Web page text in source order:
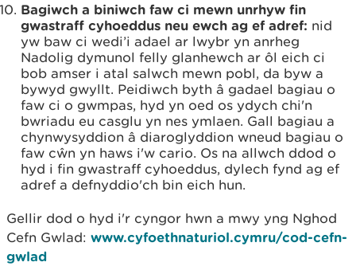
Bagiwch a biniwch faw ci mewn unrhyw fin
gwastraff cyhoeddus neu ewch ag ef adref: nid
yw baw ci wedi’i adael ar lwybr yn anrheg
Nadolig dymunol felly glanhewch ar ôl eich ci
bob amser i atal salwch mewn pobl, da byw a
bywyd gwyllt. Peidiwch byth â gadael bagiau o
faw ci o gwmpas, hyd yn oed os ydych chi'n
bwriadu eu casglu yn nes ymlaen. Gall bagiau a
chynwysyddion â diaroglyddion wneud bagiau o
faw cŵn yn haws i'w cario. Os na allwch ddod o
hyd i fin gwastraff cyhoeddus, dylech fynd ag ef
adref a defnyddio'ch bin eich hun.
Gellir dod o hyd i'r cyngor hwn a mwy yng Nghod
Cefn Gwlad: www.cyfoethnaturiol.cymru/cod-cefn-
gwlad